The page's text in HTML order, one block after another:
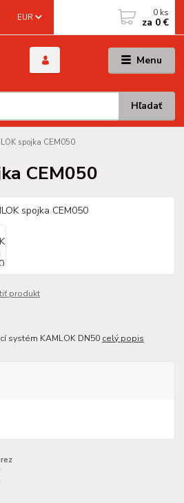
Menu
EUR
Hľadať
0 ks
za 0 €
spojka CEM050
CEM050
produkt
systém KAMLOK DN50 celý popis